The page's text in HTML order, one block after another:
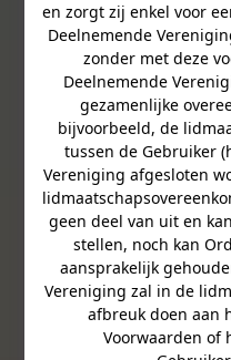
en zorgt zij enkel voor
Deelnemende
zonder met deze
Deelnemende
gezamenlijke
bijvoorbeeld, de
tussen de Gebruiker
Vereniging afgesloten
geen deel van uit en
stellen, noch kan
aansprakelijk
Vereniging zal in de
afbreuk doen aan
Voorwaarden of